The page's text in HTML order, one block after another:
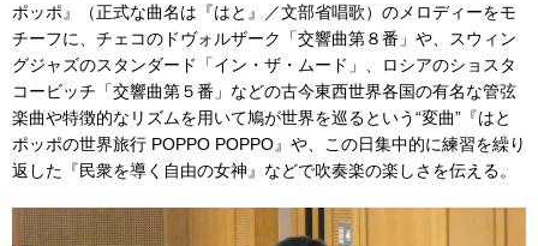
ポッポ』（正式な曲名は『はと』／文部省唱歌）のメロディーをモ
チーフに、チェコのドヴォルザーク「交響曲第８番」や、スウィン
グジャズのスタンダード「イン・ザ・ムード」、ロシアのショスタ
コービッチ「交響曲第５番」などの古今東西世界各国の有名な管弦
楽曲や特徴的なリズムを用いて鳩が世界を巡るという“変曲”『はと
ポッポの世界旅行 POPPO POPPO』や、この日集中的に練習を繰り
返した『民衆を導く自由の女神』などで吹奏楽の楽しさを伝える。